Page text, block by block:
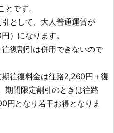
です。
として、大人普通運賃が
）になります。
復割引は併用できないので
往復料金は往路2,260円＋復
間限定割引のときは往路
円となり若干お得となりま